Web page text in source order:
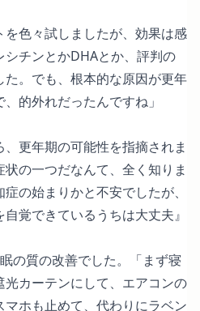
色々試しましたが、効果は感
シチンとかDHAとか、評判の
。でも、根本的な原因が更年
的外れだったんですね」
更年期の可能性を指摘されま
の一つだなんて、全く知りま
の始まりかと不安でしたが、
覚できているうちは大丈夫』
の質の改善でした。「まず寝
カーテンにして、エアコンの
ホも止めて、代わりにラベン